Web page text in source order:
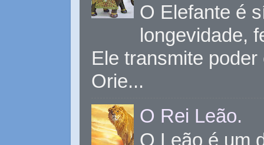
O Elefante é
longevidade,
Ele transmite
Orie...
O Rei Leão.
O Leão é um